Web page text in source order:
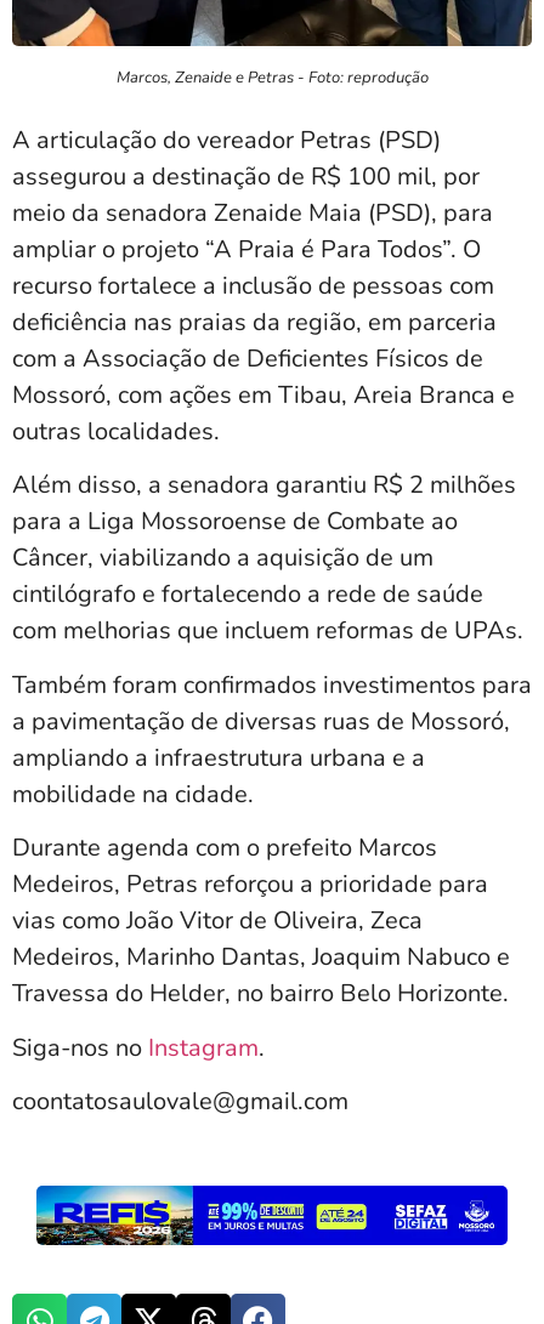
Marcos, Zenaide e Petras - Foto: reprodução
A articulação do vereador Petras (PSD)
assegurou a destinação de R$ 100 mil, por
meio da senadora Zenaide Maia (PSD), para
ampliar o projeto “A Praia é Para Todos”. O
recurso fortalece a inclusão de pessoas com
deficiência nas praias da região, em parceria
com a Associação de Deficientes Físicos de
Mossoró, com ações em Tibau, Areia Branca e
outras localidades.
Além disso, a senadora garantiu R$ 2 milhões
para a Liga Mossoroense de Combate ao
Câncer, viabilizando a aquisição de um
cintilógrafo e fortalecendo a rede de saúde
com melhorias que incluem reformas de UPAs.
Também foram confirmados investimentos para
a pavimentação de diversas ruas de Mossoró,
ampliando a infraestrutura urbana e a
mobilidade na cidade.
Durante agenda com o prefeito Marcos
Medeiros, Petras reforçou a prioridade para
vias como João Vitor de Oliveira, Zeca
Medeiros, Marinho Dantas, Joaquim Nabuco e
Travessa do Helder, no bairro Belo Horizonte.
Siga-nos no Instagram.
coontatosaulovale@gmail.com